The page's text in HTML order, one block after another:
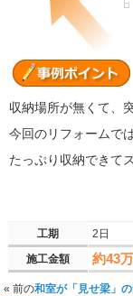
収納場所が無くて、
今回のリフォームで
たっぷり収納できて
工期 2日
施工金額 約43
« 前の和室が「見せ梁」